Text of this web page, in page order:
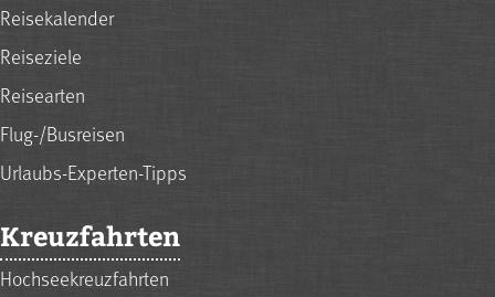
Reisekalender
Reiseziele
Reisearten
Flug-/Busreisen
Urlaubs-Experten-Tipps
Kreuzfahrten
Hochseekreuzfahrten